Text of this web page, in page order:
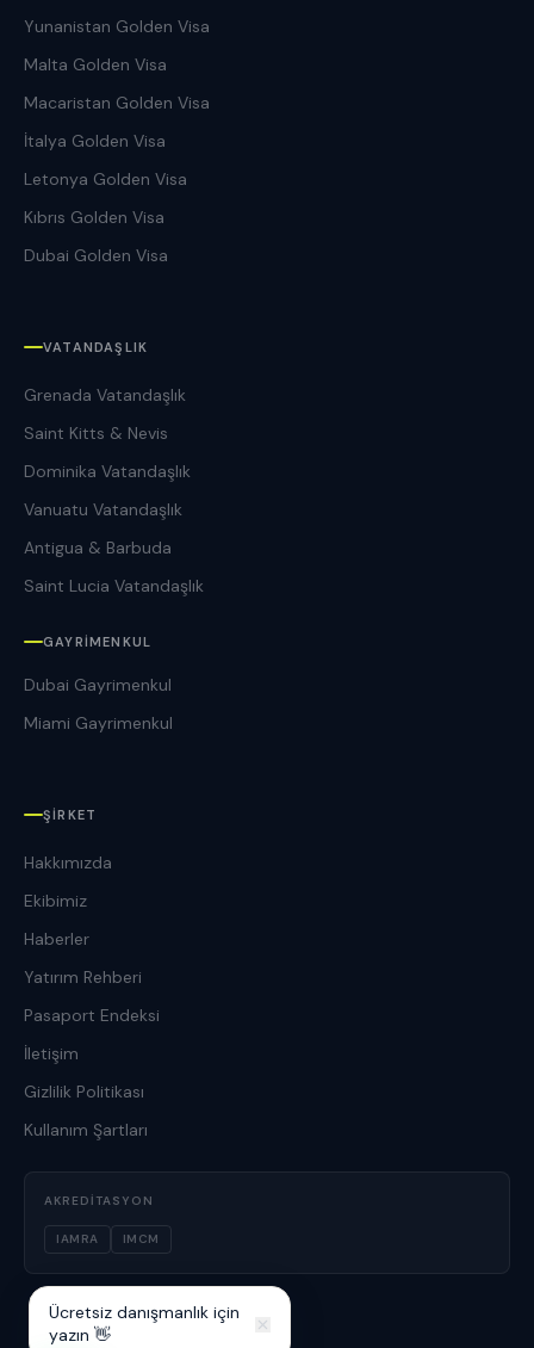
Yunanistan Golden Visa
Malta Golden Visa
Macaristan Golden Visa
İtalya Golden Visa
Letonya Golden Visa
Kıbrıs Golden Visa
Dubai Golden Visa
VATANDAŞLIK
Grenada Vatandaşlık
Saint Kitts & Nevis
Dominika Vatandaşlık
Vanuatu Vatandaşlık
Antigua & Barbuda
Saint Lucia Vatandaşlık
GAYRIMENKUL
Dubai Gayrimenkul
Miami Gayrimenkul
ŞIRKET
Hakkımızda
Ekibimiz
Haberler
Yatırım Rehberi
Pasaport Endeksi
İletişim
Gizlilik Politikası
Kullanım Şartları
AKREDITASYON
IAMRA IMCM
Ücretsiz danışmanlık için
yazın 👋